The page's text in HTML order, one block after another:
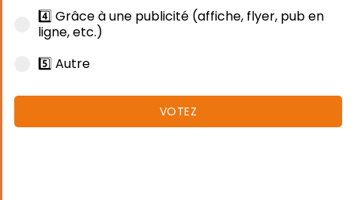
4️⃣ Grâce à une publicité (affiche, flyer, pub en
ligne, etc.)
5️⃣ Autre
VOTEZ